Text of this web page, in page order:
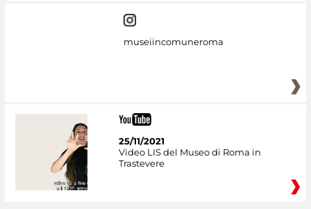
museiincomuneroma
25/11/2021
Video LIS del Museo di Roma in
Trastevere